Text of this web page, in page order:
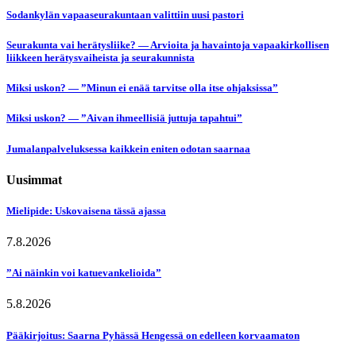
Sodankylän vapaaseurakuntaan valittiin uusi pastori
Seurakunta vai herätysliike? — Arvioita ja havaintoja vapaakirkollisen
liikkeen herätysvaiheista ja seurakunnista
Miksi uskon? — ”Minun ei enää tarvitse olla itse ohjaksissa”
Miksi uskon? — ”Aivan ihmeellisiä juttuja tapahtui”
Jumalanpalveluksessa kaikkein eniten odotan saarnaa
Uusimmat
Mielipide: Uskovaisena tässä ajassa
7.8.2026
”Ai näinkin voi katuevankelioida”
5.8.2026
Pääkirjoitus: Saarna Pyhässä Hengessä on edelleen korvaamaton